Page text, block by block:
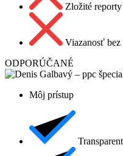
Zložité
Viazanosť
ODPORÚČANÉ
Môj prístup